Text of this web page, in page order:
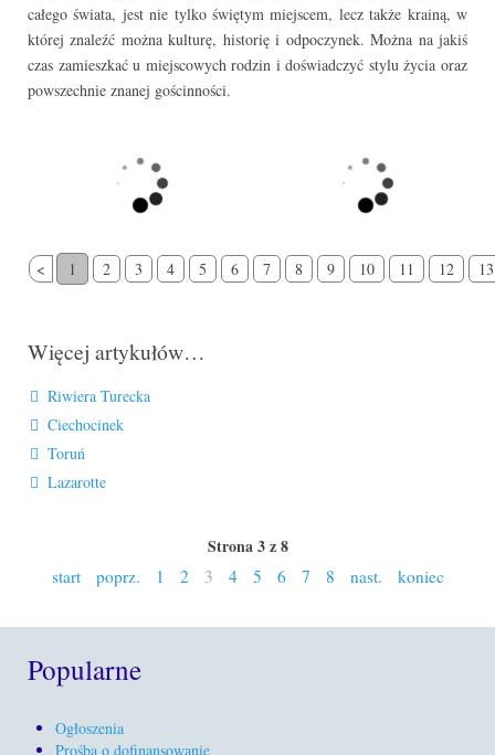
całego świata, jest nie tylko świętym miejscem, lecz także krainą, w
której znaleźć można kulturę, historię i odpoczynek. Można na jakiś
czas zamieszkać u miejscowych rodzin i doświadczyć stylu życia oraz
powszechnie znanej gościnności.
< 1 2 3 4 5 6 7 8 9 10 11 12 13
Więcej artykułów…
Riwiera Turecka
Ciechocinek
Toruń
Lazarotte
Strona 3 z 8
start poprz. 1 2 3 4 5 6 7 8 nast. koniec
Popularne
Ogłoszenia
Prośba o dofinansowanie